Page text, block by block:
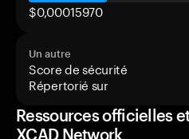
$0,00015970
Un autre
Score de sécurité
Répertorié sur
Ressources officielles
XCAD Network